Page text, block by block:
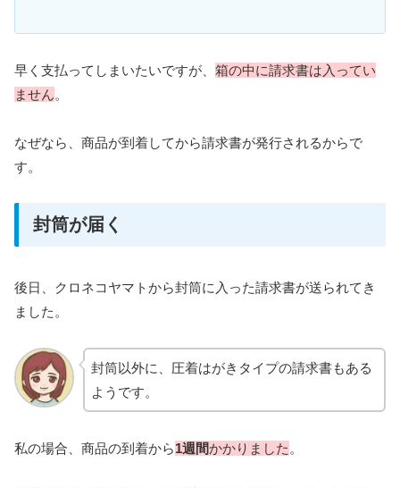
早く支払ってしまいたいですが、 箱の中に請求書は入ってい
ません。
なぜなら、商品が到着してから請求書が発行されるからで
す。
封筒が届く
後日、クロネコヤマトから封筒に入った請求書が送られてき
ました。
封筒以外に、圧着はがきタイプの請求書もある
ようです。
私の場合、商品の到着から1週間かかりました。